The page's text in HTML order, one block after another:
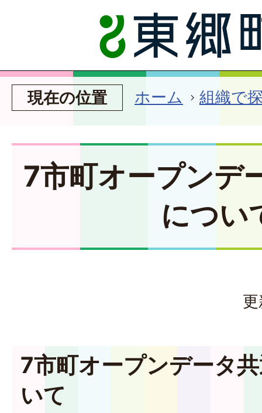
現在の位置 ホーム 組織で
7市町オープンデ
につい
7市町オープンデータ
いて